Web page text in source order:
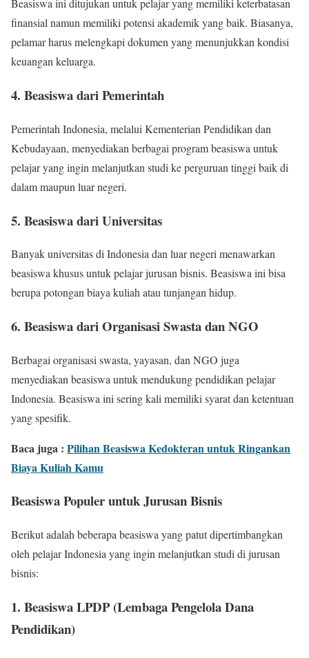
Beasiswa ini ditujukan untuk pelajar yang memiliki keterbatasan
finansial namun memiliki potensi akademik yang baik. Biasanya,
pelamar harus melengkapi dokumen yang menunjukkan kondisi
keuangan keluarga.
4. Beasiswa dari Pemerintah
Pemerintah Indonesia, melalui Kementerian Pendidikan dan
Kebudayaan, menyediakan berbagai program beasiswa untuk
pelajar yang ingin melanjutkan studi ke perguruan tinggi baik di
dalam maupun luar negeri.
5. Beasiswa dari Universitas
Banyak universitas di Indonesia dan luar negeri menawarkan
beasiswa khusus untuk pelajar jurusan bisnis. Beasiswa ini bisa
berupa potongan biaya kuliah atau tunjangan hidup.
6. Beasiswa dari Organisasi Swasta dan NGO
Berbagai organisasi swasta, yayasan, dan NGO juga
menyediakan beasiswa untuk mendukung pendidikan pelajar
Indonesia. Beasiswa ini sering kali memiliki syarat dan ketentuan
yang spesifik.
Baca juga : Pilihan Beasiswa Kedokteran untuk Ringankan
Biaya Kuliah Kamu
Beasiswa Populer untuk Jurusan Bisnis
Berikut adalah beberapa beasiswa yang patut dipertimbangkan
oleh pelajar Indonesia yang ingin melanjutkan studi di jurusan
bisnis:
1. Beasiswa LPDP (Lembaga Pengelola Dana
Pendidikan)